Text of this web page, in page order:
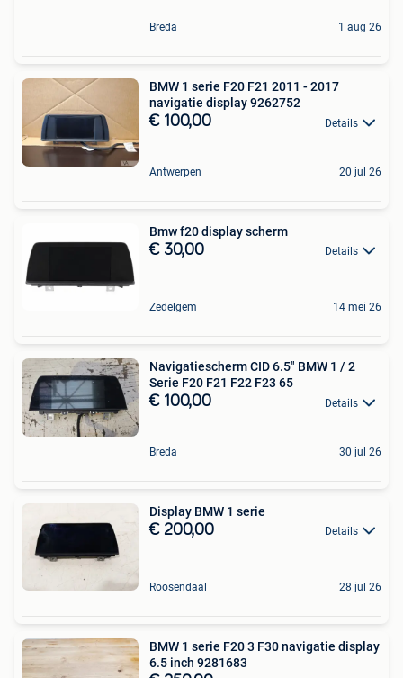
Breda 1 aug 26
BMW 1 serie F20 F21 2011 - 2017
navigatie display 9262752
€ 100,00 Details
Antwerpen 20 jul 26
Bmw f20 display scherm
€ 30,00 Details
Zedelgem 14 mei 26
Navigatiescherm CID 6.5" BMW 1 / 2
Serie F20 F21 F22 F23 65
€ 100,00 Details
Breda 30 jul 26
Display BMW 1 serie
€ 200,00 Details
Roosendaal 28 jul 26
BMW 1 serie F20 3 F30 navigatie display
6.5 inch 9281683